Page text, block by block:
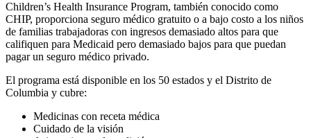
Children’s Health Insurance Program, también conocido como
CHIP, proporciona seguro médico gratuito o a bajo costo a los niños
de familias trabajadoras con ingresos demasiado altos para que
califiquen para Medicaid pero demasiado bajos para que puedan
pagar un seguro médico privado.
El programa está disponible en los 50 estados y el Distrito de
Columbia y cubre:
Medicinas con receta médica
Cuidado de la visión